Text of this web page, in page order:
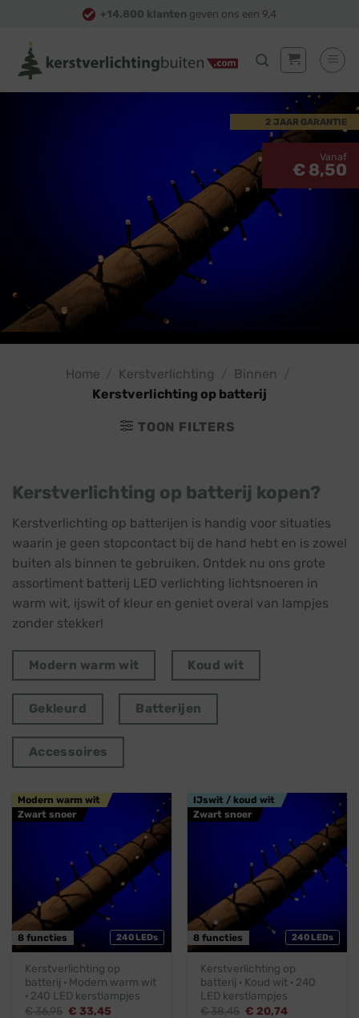
content
+14.800 klanten geven ons een 9,4
2 JAAR GARANTIE
Vanaf
€ 8,50
Home Kerstverlichting Binnen
Kerstverlichting op batterij
TOON FILTERS
Kerstverlichting op batterij kopen?
Kerstverlichting op batterijen is handig voor situaties
waarin je geen stopcontact bij de hand hebt en is zowel
buiten als binnen te gebruiken. Ontdek nu ons grote
assortiment batterij LED verlichting lichtsnoeren in
warm wit, ijswit of kleur en geniet overal van lampjes
zonder stekker!
Modern warm wit Koud wit
Gekleurd Batterijen
Accessoires
240 LEDs
Modern warm wit
Zwart snoer
8 functies
Kerstverlichting op
batterij · Modern warm wit
· 240 LED kerstlampjes
€36,95 Oorspronkelijke
€ 33,45
240 LEDs
IJswit / koud wit
Zwart snoer
8 functies
Kerstverlichting op
batterij · Koud wit · 240
LED kerstlampjes
€38,45 Oorspronkelijke
€ 20,74Huidige